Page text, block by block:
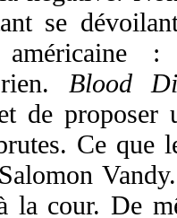
se
américaine
Blood
de proposer
Ce que
la cour. De